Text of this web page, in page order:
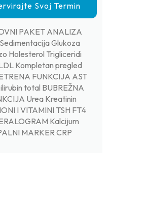
Svoj Termin
PAKET ANALIZA
Glukoza
Holesterol Trigliceridi
Kompletan pregled
FUNKCIJA AST
total BUBREŽNA
Urea Kreatinin
I VITAMINI TSH FT4
Kalcijum
MARKER CRP